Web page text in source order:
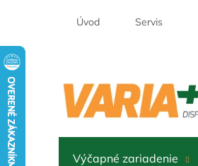
Úvod Servis
Výčapné zariadenie